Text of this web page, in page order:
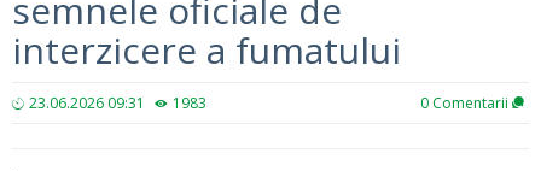
semnele oficiale de
interzicere a fumatului
23.06.2026 09:31 1983 0 Comentarii